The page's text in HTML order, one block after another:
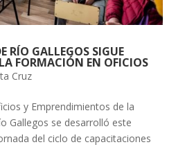
RÍO GALLEGOS SIGUE
FORMACIÓN EN OFICIOS
Cruz
y Emprendimientos de la
Gallegos se desarrolló este
del ciclo de capacitaciones